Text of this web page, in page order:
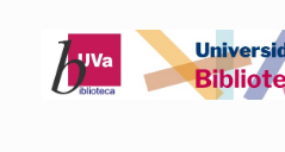
contenido